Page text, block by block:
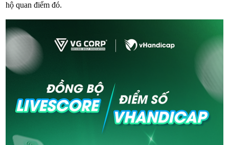
hộ quan điểm đó.